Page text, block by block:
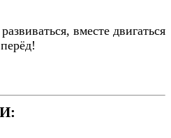
вместе двигаться